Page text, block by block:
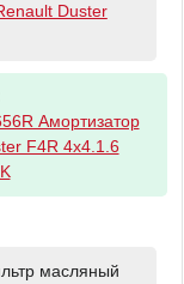
Duster
Амортизатор
F4R 4x4.1.6
масляный